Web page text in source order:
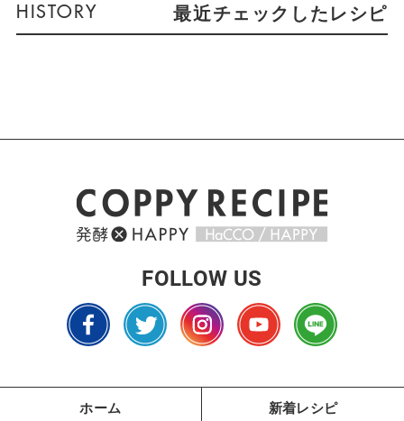
最近チェックしたレシピ
FOLLOW US
ホーム 新着レシピ